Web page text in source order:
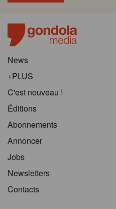
News
+PLUS
C'est nouveau !
Éditions
Abonnements
Annoncer
Jobs
Newsletters
Contacts